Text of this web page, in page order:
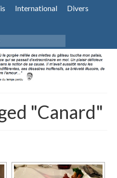
International
Divers
"Canard"